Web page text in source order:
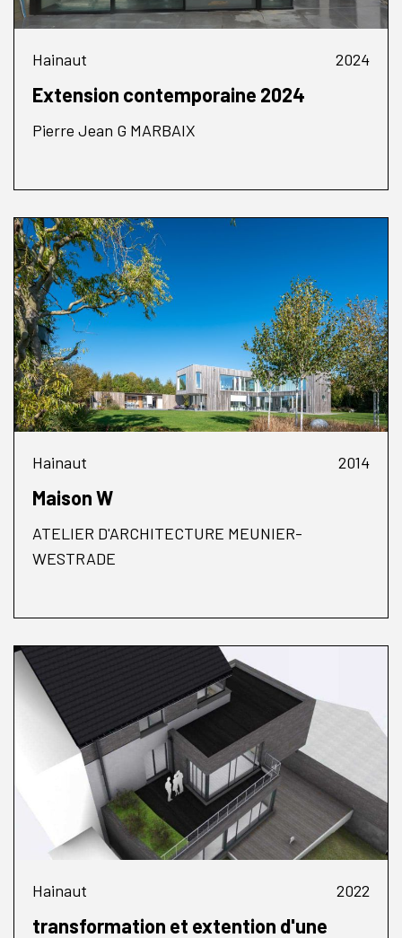
Hainaut 2024
Extension contemporaine 2024
Pierre Jean G MARBAIX
Hainaut 2014
Maison W
ATELIER D'ARCHITECTURE MEUNIER-
WESTRADE
Hainaut 2022
transformation et extention d'une